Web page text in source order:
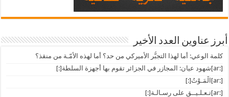
أبرز عناوين العدد الأخير
كلمة الوعي: أما لهذا التجبُّر الأميركي من حد؟ أما لهذه الأمّـة من منقذ؟
[:ar]شهود عيان: المجازر في الجزائر تقوم بها أجهزة السلطة[:]
[:ar]الْمَـوْتُ[:]
[:ar]تـعـلـيــق على رسـالـة[:]